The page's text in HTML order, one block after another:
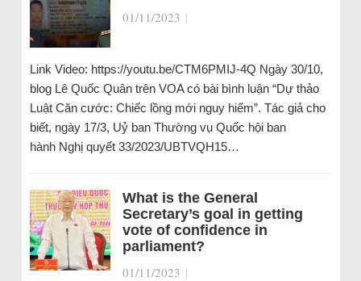
01/11/2023 |
Link Video: https://youtu.be/CTM6PMIJ-4Q Ngày 30/10,
blog Lê Quốc Quân trên VOA có bài bình luận “Dự thảo
Luật Căn cước: Chiếc lồng mới nguy hiểm”. Tác giả cho
biết, ngày 17/3, Uỷ ban Thường vụ Quốc hội ban
hành Nghị quyết 33/2023/UBTVQH15…
What is the General
Secretary’s goal in getting
vote of confidence in
parliament?
01/11/2023 |